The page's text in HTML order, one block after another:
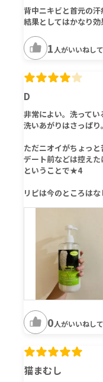
背中ニキビと首元の汗
結果としてはかなり
1 人がいいねし
D
非常によい。洗ってい
洗いあがりはさっぱり
ただニオイがちょっ
デート前などは控えた
ということで★4
リピは今のところはな
0人がいいねし
猫まむし